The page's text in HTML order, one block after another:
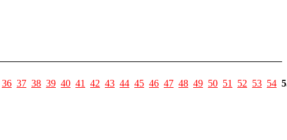
36 37 38 39 40 41 42 43 44 45 46 47 48 49 50 51 52 53 54